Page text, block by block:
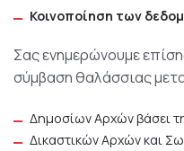
Κοινοποίηση των
Σας ενημερώνουμε
σύμβαση θαλάσσιας
Δημοσίων Αρχών βάσει
Δικαστικών Αρχών και